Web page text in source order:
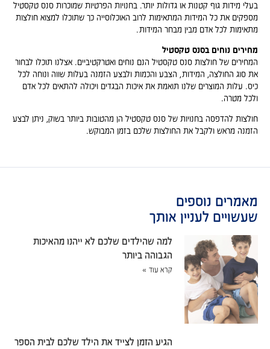
בעלי מידות גוף קטנות או גדולות יותר. בחנויות הפרטיות שמוכרות סנס טקסטיל
מספקים את כל המידות המתאימות לרוב האוכלוסייה כך שתוכלו למצוא חולצות
מתאימות לכל אדם מבין מבחר המידות.
מחירים נוחים בסנס טקסטיל
המחירים של חולצות סנס טקסטיל הנם נוחים ואטרקטיביים. אצלנו תוכלו לבחור
את סוג החולצה, המידות, הצבע והכמות ולבצע הזמנה בעלות שווה ונוחה לכל
כיס. עלות המוצרים שלנו תואמת את איכות הבגדים ויכולה להתאים לכל אדם
ולכל מטרה.
חולצות להדפסה בחנויות של סנס טקסטיל הן מהטובות ביותר בשוק, ניתן לבצע
הזמנה מראש ולקבל את החולצות שלכם בזמן המבוקש.
מאמרים נוספים
שעשויים לעניין אותך
למה שהילדים שלכם לא ייהנו מהאיכות
הגבוהה ביותר
קרא עוד »
הגיע הזמן לצייד את הילד שלכם לבית הספר